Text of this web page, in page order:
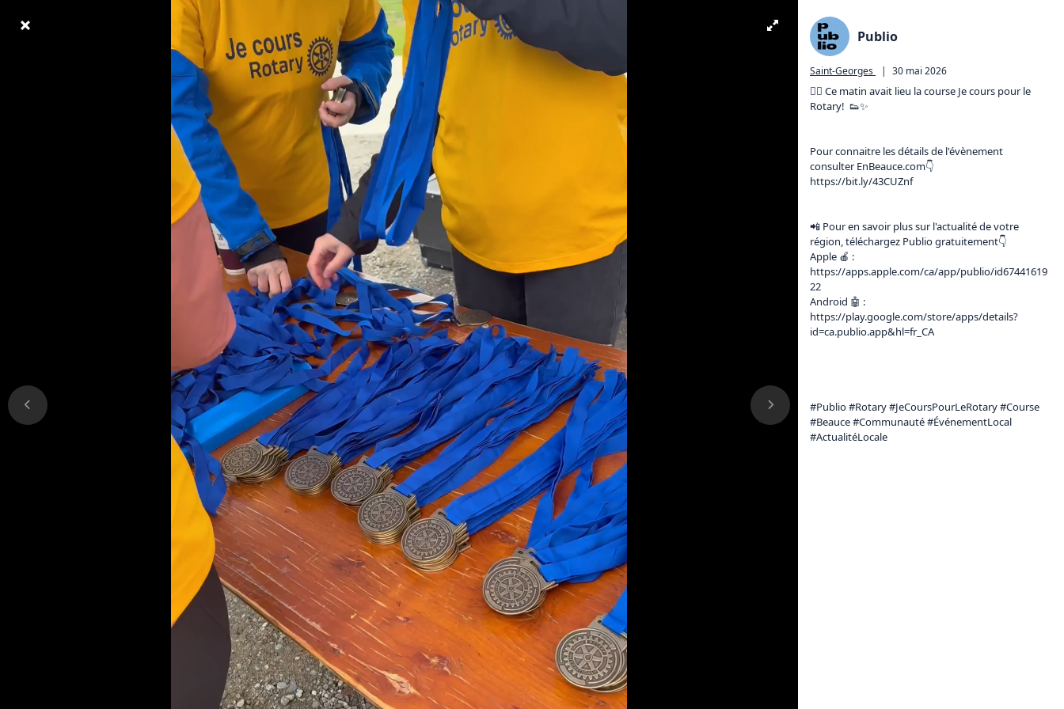
Publio
Saint-Georges | 30 mai 2026
🏃‍♀️ Ce matin avait lieu la course Je cours pour le
Rotary!  👟✨
Pour connaitre les détails de l'évènement
consulter EnBeauce.com
https://bit.ly/43CUZnf
📲 Pour en savoir plus sur l'actualité de votre
région, téléchargez Publio gratuitement👇
Apple 🍎 :
https://apps.apple.com/ca/app/publio/id67441619
22
Android 🤖 :
https://play.google.com/store/apps/details?
id=ca.publio.app&hl=fr_CA
#Publio #Rotary #JeCoursPourLeRotary #Course
#Beauce #Communauté #ÉvénementLocal
#ActualitéLocale